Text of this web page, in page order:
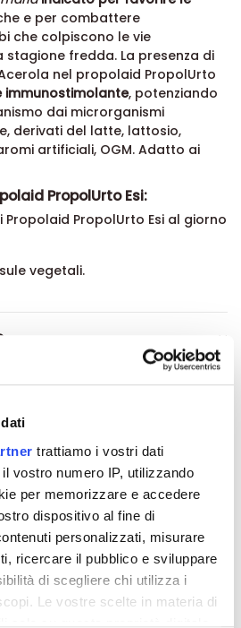
trattiamo i vostri dati
vostro numero IP, utilizzando
per memorizzare e accedere
dispositivo al fine di
personalizzati, misurare
ricercare il pubblico e sviluppare
di scegliere chi utilizza i
Le vostre scelte in materia di
e per combattere
che colpiscono le vie
fredda. La presenza di
nel propolaid PropolUrto
immunostimolante, potenziando
dai microrganismi
derivati del latte, lattosio,
artificiali, OGM. Adatto ai
PropolUrto Esi:
PropolUrto Esi al giorno
vegetali.
che potrebbero